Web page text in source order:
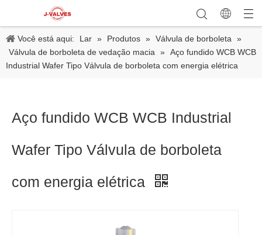
Você está aqui: Lar » Produtos » Válvula de borboleta
»
Válvula de borboleta de vedação macia
» Aço fundido WCB WCB
Industrial Wafer Tipo Válvula de borboleta com energia elétrica
Aço fundido WCB WCB Industrial
Wafer Tipo Válvula de borboleta
com energia elétrica